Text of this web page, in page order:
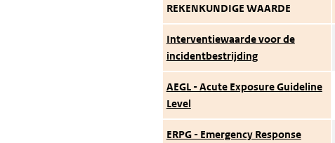
REKENKUNDIGE WAARDE
Interventiewaarde voor de
incidentbestrijding
AEGL - Acute Exposure Guideline
Level
ERPG - Emergency Response